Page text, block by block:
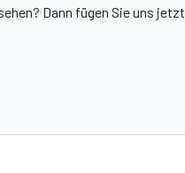
Dann fügen Sie uns jetzt